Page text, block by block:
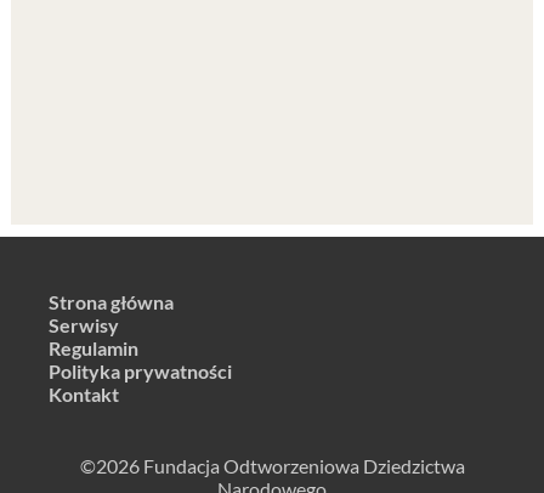
Strona główna
Serwisy
Regulamin
Polityka prywatności
Kontakt
©2026 Fundacja Odtworzeniowa Dziedzictwa